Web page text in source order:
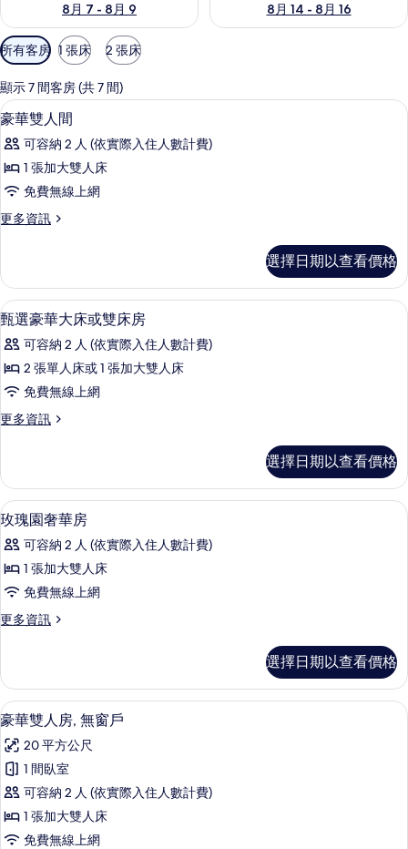
8月 7 - 8月 9
8月 14 - 8月 16
可
用
的
客
房
篩
選
條
所有客房 1 張床 2 張床
顯示 7 間客房 (共 7 間)
顯
示
豪
華
人
的
所
有
相
片
迷你吧、客房內保險箱、書桌、遮光
4
豪華雙人間
可容納 2 人 (依實際入住人數計費)
1 張加大雙人床
免費無線上網
更多資訊
更
雙
人
間
詳
情
選擇日期以查看價格
顯
示
甄
選
華
床
或
雙
床
房
的
所
片
迷你吧、客房內保險箱、書桌、遮光
5
甄選豪華大床或雙床房
可容納 2 人 (依實際入住人數計費)
2 張單人床或 1 張加大雙人床
免費無線上網
更多資訊
更
豪
華
大
或
雙
房
的
詳
選擇日期以查看價格
顯
示
玫
瑰
奢
房
的
所
有
相
片
迷你吧、客房內保險箱、書桌、遮光
5
玫瑰園奢華房
可容納 2 人 (依實際入住人數計費)
1 張加大雙人床
免費無線上網
更多資訊
更
園
奢
華
的
詳
情
選擇日期以查看價格
顯
示
豪
華
雙
人
豪華雙人房, 無窗戶 | 迷你吧、客房內
4
豪華雙人房, 無窗戶
20 平方公尺
1 間臥室
可容納 2 人 (依實際入住人數計費)
1 張加大雙人床
免費無線上網